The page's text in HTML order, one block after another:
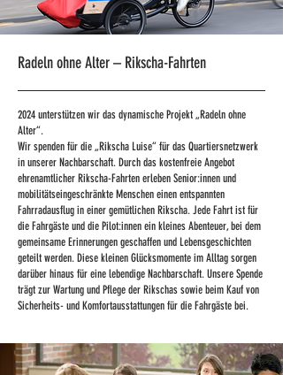
Radeln ohne Alter – Rikscha-Fahrten
2024 unterstützen wir das dynamische Projekt „Radeln ohne
Alter“.
Wir spenden für die „Rikscha Luise“ für das Quartiersnetzwerk
in unserer Nachbarschaft. Durch das kostenfreie Angebot
ehrenamtlicher Rikscha-Fahrten erleben Senior:innen und
mobilitätseingeschränkte Menschen einen entspannten
Fahrradausflug in einer gemütlichen Rikscha. Jede Fahrt ist für
die Fahrgäste und die Pilot:innen ein kleines Abenteuer, bei dem
gemeinsame Erinnerungen geschaffen und Lebensgeschichten
geteilt werden. Diese kleinen Glücksmomente im Alltag sorgen
darüber hinaus für eine lebendige Nachbarschaft. Unsere Spende
trägt zur Wartung und Pflege der Rikschas sowie beim Kauf von
Sicherheits- und Komfortausstattungen für die Fahrgäste bei.